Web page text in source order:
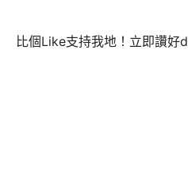
比個Like支持我地！立即讚好